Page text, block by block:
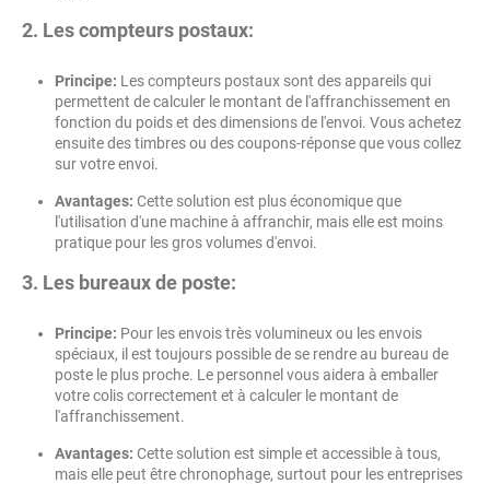
2. Les compteurs postaux:
Principe: Les compteurs postaux sont des appareils qui
permettent de calculer le montant de l'affranchissement en
fonction du poids et des dimensions de l'envoi. Vous achetez
ensuite des timbres ou des coupons-réponse que vous collez
sur votre envoi.
Avantages: Cette solution est plus économique que
l'utilisation d'une machine à affranchir, mais elle est moins
pratique pour les gros volumes d'envoi.
3. Les bureaux de poste:
Principe: Pour les envois très volumineux ou les envois
spéciaux, il est toujours possible de se rendre au bureau de
poste le plus proche. Le personnel vous aidera à emballer
votre colis correctement et à calculer le montant de
l'affranchissement.
Avantages: Cette solution est simple et accessible à tous,
mais elle peut être chronophage, surtout pour les entreprises